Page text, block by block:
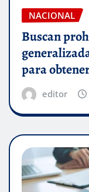
NACIONAL
Buscan
para
editor